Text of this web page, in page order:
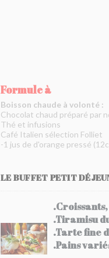
Formule à
Boisson chaude à volonté :
Chocolat chaud préparé par
Thé et infusions
Café Italien sélection Folliet
-1 jus de d'orange pressé
LE BUFFET PETIT
.Tiramisu
.Tarte fine
.Pains